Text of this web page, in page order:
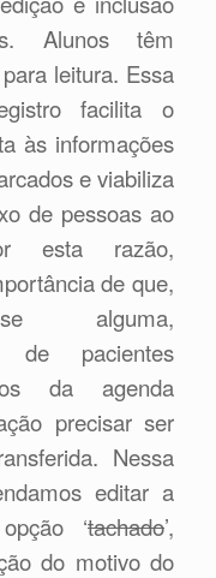
Alunos têm
leitura. Essa
facilita o
às informações
e viabiliza
de pessoas ao
esta razão,
de que,
alguma,
de pacientes
da agenda
precisar ser
Nessa
editar a
‘tachado’,
do motivo do